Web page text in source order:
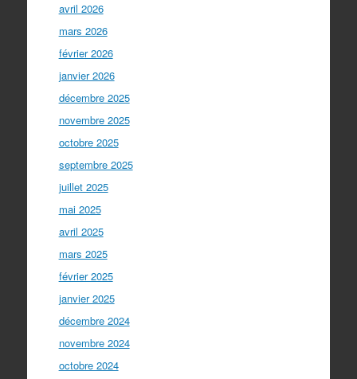
avril 2026
mars 2026
février 2026
janvier 2026
décembre 2025
novembre 2025
octobre 2025
septembre 2025
juillet 2025
mai 2025
avril 2025
mars 2025
février 2025
janvier 2025
décembre 2024
novembre 2024
octobre 2024